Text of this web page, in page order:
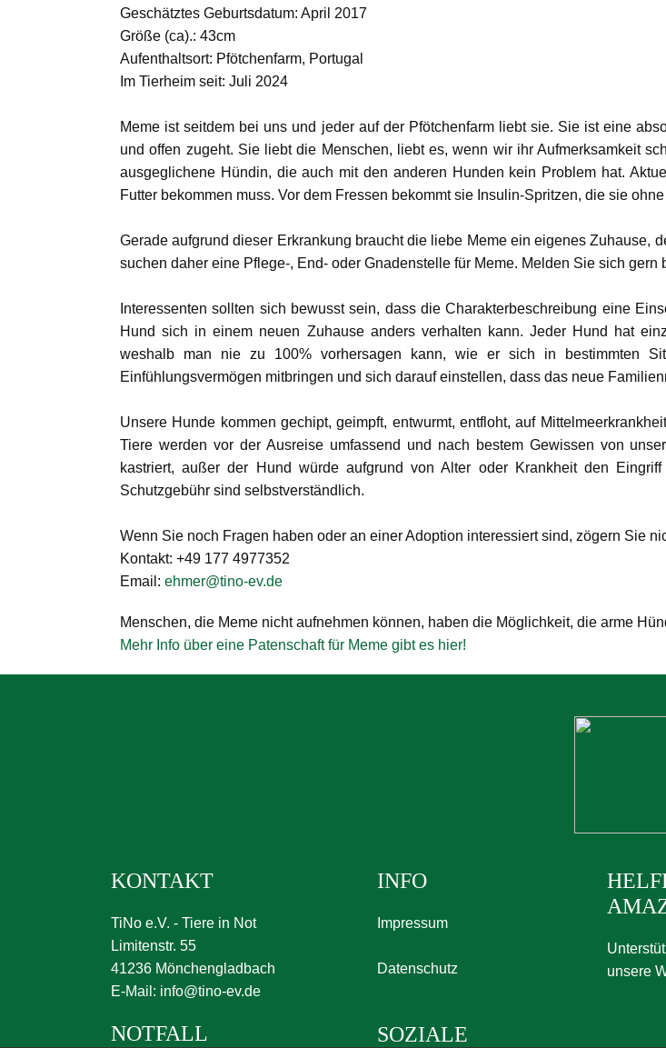
Geschätztes Geburtsdatum: April 2017
Größe (ca).: 43cm
Aufenthaltsort: Pfötchenfarm, Portugal
Im Tierheim seit: Juli 2024
Meme ist seitdem bei uns und jeder auf der Pfötchenfarm liebt sie. Sie ist eine
und offen zugeht. Sie liebt die Menschen, liebt es, wenn wir ihr Aufmerksamkeit
ausgeglichene Hündin, die auch mit den anderen Hunden kein Problem hat.
Futter bekommen muss. Vor dem Fressen bekommt sie Insulin-Spritzen, die sie
Gerade aufgrund dieser Erkrankung braucht die liebe Meme ein eigenes Zuhause,
suchen daher eine Pflege-, End- oder Gnadenstelle für Meme. Melden Sie sich gern
Interessenten sollten sich bewusst sein, dass die Charakterbeschreibung eine
Hund sich in einem neuen Zuhause anders verhalten kann. Jeder Hund hat
weshalb man nie zu 100% vorhersagen kann, wie er sich in bestimmten
Einfühlungsvermögen mitbringen und sich darauf einstellen, dass das neue
Unsere Hunde kommen gechipt, geimpft, entwurmt, entfloht, auf
Tiere werden vor der Ausreise umfassend und nach bestem Gewissen von
kastriert, außer der Hund würde aufgrund von Alter oder Krankheit den
Schutzgebühr sind selbstverständlich.
Wenn Sie noch Fragen haben oder an einer Adoption interessiert sind, zögern Sie
Kontakt: +49 177 4977352
Email: ehmer@tino-ev.de
Menschen, die Meme nicht aufnehmen können, haben die Möglichkeit, die arme
Mehr Info über eine Patenschaft für Meme gibt es hier!
KONTAKT
TiNo e.V. - Tiere in Not
Limitenstr. 55
41236 Mönchengladbach
E-Mail: info@tino-ev.de
NOTFALL
INFO
Impressum
Datenschutz
SOZIALE
unsere